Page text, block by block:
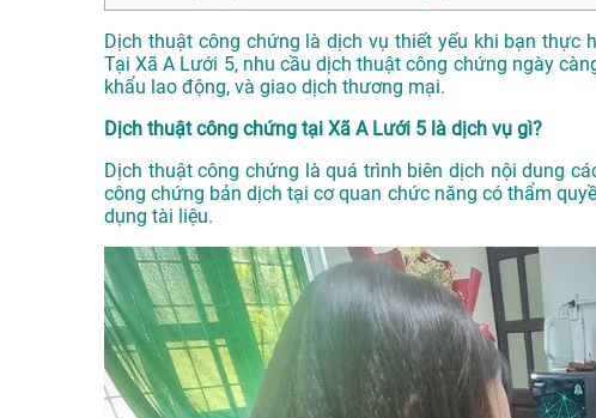
Dịch thuật công chứng là dịch vụ thiết yếu khi bạn thực
Tại Xã A Lưới 5, nhu cầu dịch thuật công chứng ngày
khẩu lao động, và giao dịch thương mại.
Dịch thuật công chứng tại Xã A Lưới 5 là dịch vụ gì?
Dịch thuật công chứng là quá trình biên dịch nội dung
công chứng bản dịch tại cơ quan chức năng có thẩm
dụng tài liệu.